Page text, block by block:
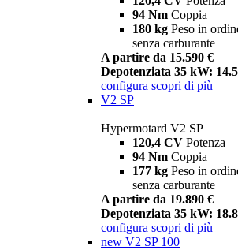
94 Nm Coppia
180 kg Peso in
senza carburante
A partire da 15.590 €
Depotenziata 35 kW:
configura scopri di più
V2 SP
Hypermotard V2 SP
120,4 CV Potenza
94 Nm Coppia
177 kg Peso in
senza carburante
A partire da 19.890 €
Depotenziata 35 kW:
configura scopri di più
new V2 SP 100